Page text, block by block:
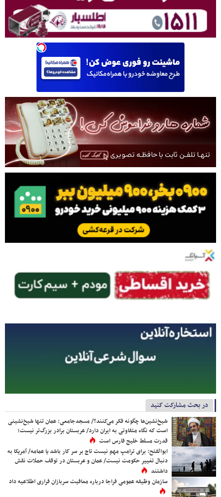
در بحث مشارکت کنید
شیخ‌نشین‌ها چگونه فکر می‌کنند؟/ مسجدجامعی: عمان تنها شیخ‌نشینی
است که نگاه متفاوتی به ایران دارد/ عربستان برادر بزرگ‌تر نیست؛
قدرت مسلط خلیج فارس است
ابوالفتح: برای ترامپ مهم نیست تاج بر سر کار باشد یا عمامه/ آمریکا به
دنبال تغییر حکومت نیست/ عمان و عربستان در توقف حملات نقش
داشتند
سازمان وظیفه عمومی فراجا درباره معافیت سربازان فراری اطلاعیه داد